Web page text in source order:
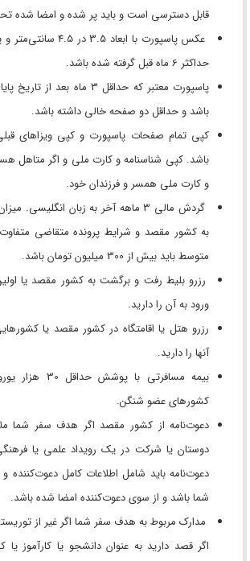
قابل دسترسی است و باید پر شده و امضا شده
عکس پاسپورت با ابعاد
حداکثر 6 ماه قبل گرفته شده باشد.
پاسپورت معتبر که حداقل 3 ماه
باشد و حداقل دو صفحه خالی داشته باشد.
کپی تمام صفحات پاسپورت و کپی ویزاهای
باشد. کپی شناسنامه و کارت ملی و اگر متاهل
و کارت ملی همسر و فرزندان خود.
گردش مالی 3 ماهه آخر به زبان
به کشور مقصد و شرایط پرونده متقاضی
متوسط باید بیش از 300 میلیون تومان باشد.
رزرو بلیط رفت و برگشت به کشور مقصد یا
ورود به آن را دارید.
رزرو هتل یا اقامتگاه در کشور مقصد یا
آنها را دارید.
بیمه مسافرتی با
کشورهای عضو شنگن.
دعوت‌نامه از کشور مقصد اگر هدف سفر شما
دوستان یا شرکت در یک رویداد علمی یا
دعوت‌نامه باید شامل اطلاعات کامل
شما باشد و از سوی دعوت‌کننده امضا شده باشد.
مدارک مربوط به هدف سفر شما اگر غیر از
اگر قصد دارید به عنوان دانشجو یا کارآموز یا